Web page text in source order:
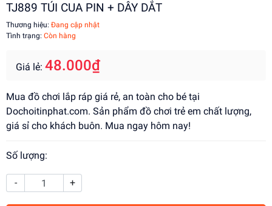
TJ889 TÚI CUA PIN + DÂY DẮT
Thương hiệu: Đang cập nhật
Tình trạng: Còn hàng
Giá lẻ: 48.000₫
Mua đồ chơi lắp ráp giá rẻ, an toàn cho bé tại
Dochoitinphat.com. Sản phẩm đồ chơi trẻ em chất lượng,
giá sỉ cho khách buôn. Mua ngay hôm nay!
Số lượng:
- +